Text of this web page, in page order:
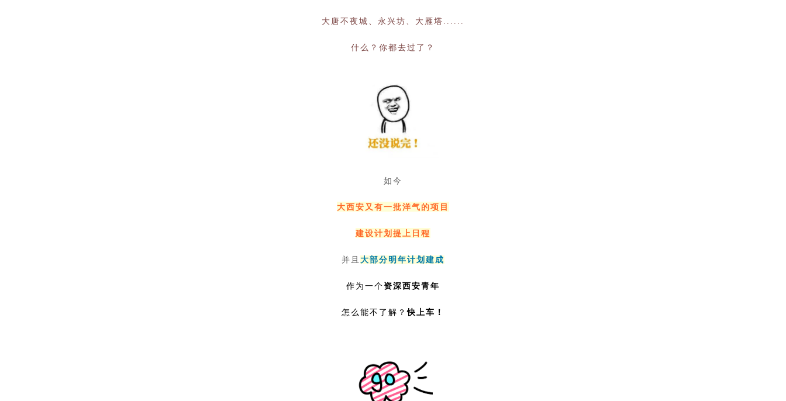
大唐不夜城、永兴坊、大雁塔......
什么？你都去过了？
如今
大西安又有一批洋气的项目
建设计划提上日程
并且 大部分明年计划建成
作为一个资深西安青年
怎么能不了解？快上车！